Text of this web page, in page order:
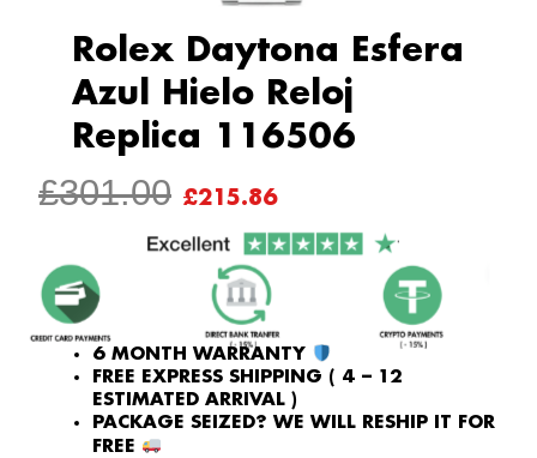
Rolex Daytona Esfera
Azul Hielo Reloj
Replica 116506
£301.00 ORIGINAL
PRICE
WAS:
£301.00.
£215.86CURRENT
PRICE
IS:
£215.86.
6 MONTH WARRANTY
FREE EXPRESS SHIPPING ( 4 – 12
ESTIMATED ARRIVAL )
PACKAGE SEIZED? WE WILL RESHIP IT FOR
FREE